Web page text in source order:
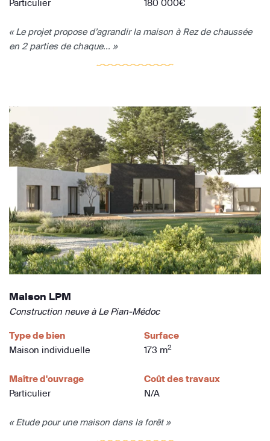
Particulier 180 000€
« Le projet propose d’agrandir la maison à Rez de chaussée
en 2 parties de chaque... »
Maison LPM
Construction neuve à Le Pian-Médoc
Type de bien
Maison individuelle
Surface
173 m2
Maître d'ouvrage
Particulier
Coût des travaux
N/A
« Etude pour une maison dans la forêt »